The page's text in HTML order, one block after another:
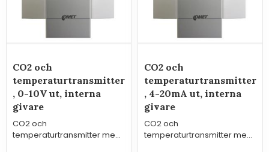
CO2 och
temperaturtransmitter
, 0-10V ut, interna
givare
CO2 och
temperaturtransmitter med
CO2 och
temperaturtransmitter
, 4-20mA ut, interna
givare
CO2 och
temperaturtransmitter med